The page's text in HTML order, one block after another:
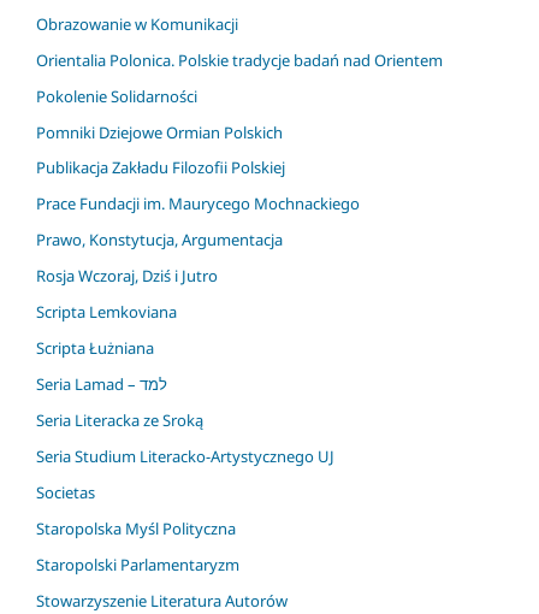
Obrazowanie w Komunikacji
Orientalia Polonica. Polskie tradycje badań nad Orientem
Pokolenie Solidarności
Pomniki Dziejowe Ormian Polskich
Publikacja Zakładu Filozofii Polskiej
Prace Fundacji im. Maurycego Mochnackiego
Prawo, Konstytucja, Argumentacja
Rosja Wczoraj, Dziś i Jutro
Scripta Lemkoviana
Scripta Łużniana
Seria Lamad – למד
Seria Literacka ze Sroką
Seria Studium Literacko-Artystycznego UJ
Societas
Staropolska Myśl Polityczna
Staropolski Parlamentaryzm
Stowarzyszenie Literatura Autorów